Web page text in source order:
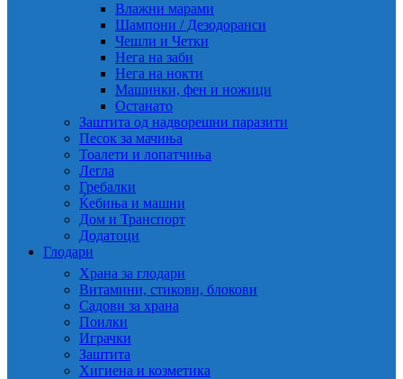
Влажни марами
Шампони / Дезодоранси
Чешли и Четки
Нега на заби
Нега на нокти
Машинки, фен и ножици
Останато
Заштита од надворешни паразити
Песок за мачиња
Тоалети и лопатчиња
Легла
Гребалки
Ќебиња и машни
Дом и Транспорт
Додатоци
Глодари
Храна за глодари
Витамини, стикови, блокови
Садови за храна
Поилки
Играчки
Заштита
Хигиена и козметика